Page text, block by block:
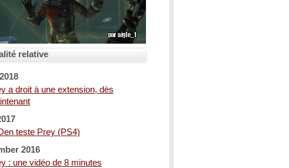
relative
a droit à une extension, dès
teste Prey (PS4)
2016
: une vidéo de 8 minutes